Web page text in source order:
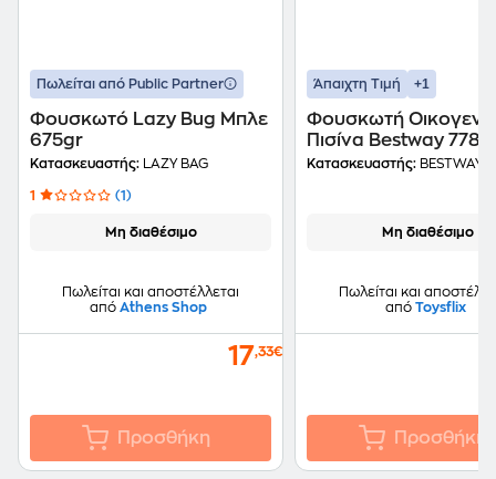
Πωλείται από Public Partner
Φουσκωτό Lazy Bug Μπλε
675gr
Κατασκευαστής: LAZY BAG
1 (1)
Μη διαθέσιμο
Πωλείται και αποστέλλεται
από Athens Shop
17,33€
Προσθήκη
Άπαιχτη Τιμή +1
Φουσκωτή
Πισίνα Bestway
Μπλε
Κατασκευαστής: BESTWAY
Μη διαθέσιμο
Πωλείται και
από Toysflix
Προσθήκη